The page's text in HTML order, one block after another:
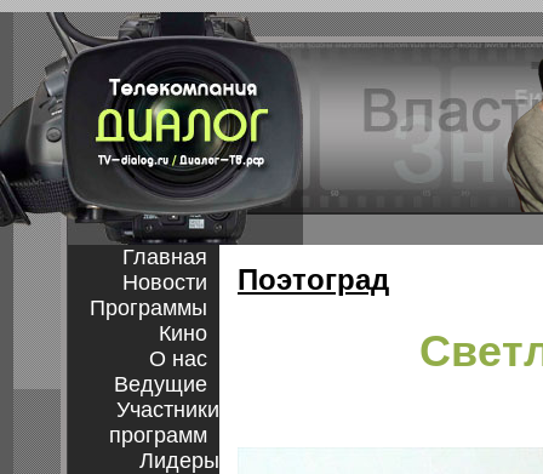
Главная
Новости
Программы
Кино
О нас
Ведущие
Участники
программ
Лидеры
Поэтоград